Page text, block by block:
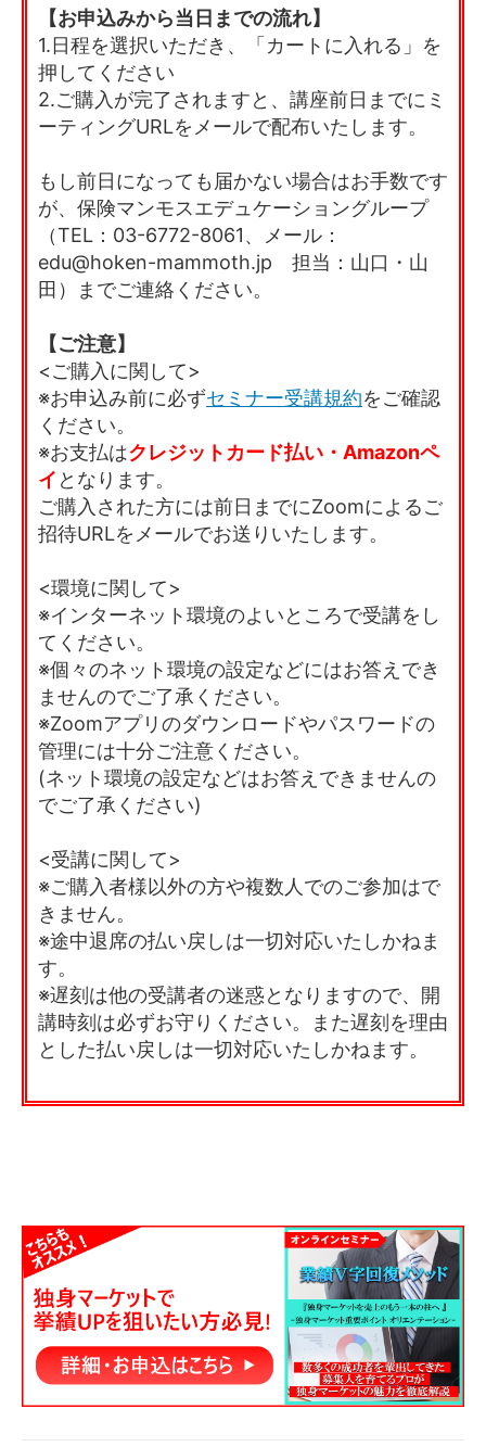
【お申込みから当日までの流れ】
1.日程を選択いただき、「カートに入れる」を
押してください
2.ご購入が完了されますと、講座前日までにミ
ーティングURLをメールで配布いたします。
もし前日になっても届かない場合はお手数です
が、保険マンモスエデュケーショングループ
（TEL：03-6772-8061、メール：
edu@hoken-mammoth.jp 担当：山口・山
田）までご連絡ください。
【ご注意】
<ご購入に関して>
※お申込み前に必ずセミナー受講規約をご確認
ください。
※お支払はクレジットカード払い・Amazonペ
イ となります。
ご購入された方には前日までにZoomによるご
招待URLをメールでお送りいたします。
<環境に関して>
※インターネット環境のよいところで受講をし
てください。
※個々のネット環境の設定などにはお答えでき
ませんのでご了承ください。
※Zoomアプリのダウンロードやパスワードの
管理には十分ご注意ください。
(ネット環境の設定などはお答えできませんの
でご了承ください)
<受講に関して>
※ご購入者様以外の方や複数人でのご参加はで
きません。
※途中退席の払い戻しは一切対応いたしかねま
す。
※遅刻は他の受講者の迷惑となりますので、開
講時刻は必ずお守りください。また遅刻を理由
とした払い戻しは一切対応いたしかねます。